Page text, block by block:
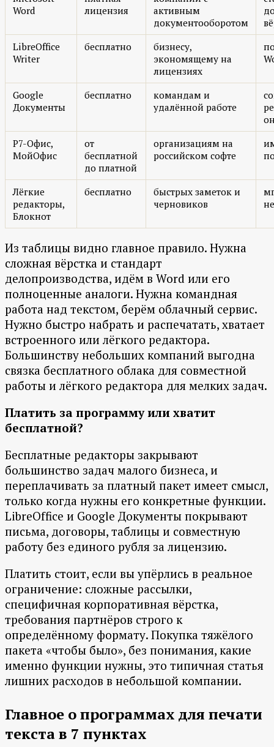
Word
лицензия
активным
документооборотом
LibreOffice
Writer
бесплатно
бизнесу,
экономящему на
лицензиях
Google
Документы
бесплатно
командам и
удалённой работе
Р7-Офис,
МойОфис
от
бесплатной
до платной
организациям на
российском софте
Лёгкие
редакторы,
Блокнот
бесплатно
быстрых заметок и
черновиков
Из таблицы видно главное правило. Нужна
сложная вёрстка и стандарт
делопроизводства, идём в Word или его
полноценные аналоги. Нужна командная
работа над текстом, берём облачный сервис.
Нужно быстро набрать и распечатать, хватает
встроенного или лёгкого редактора.
Большинству небольших компаний выгодна
связка бесплатного облака для совместной
работы и лёгкого редактора для мелких задач.
Платить за программу или хватит
бесплатной?
Бесплатные редакторы закрывают
большинство задач малого бизнеса, и
переплачивать за платный пакет имеет смысл,
только когда нужны его конкретные функции.
LibreOffice и Google Документы покрывают
письма, договоры, таблицы и совместную
работу без единого рубля за лицензию.
Платить стоит, если вы упёрлись в реальное
ограничение: сложные рассылки,
специфичная корпоративная вёрстка,
требования партнёров строго к
определённому формату. Покупка тяжёлого
пакета «чтобы было», без понимания, какие
именно функции нужны, это типичная статья
лишних расходов в небольшой компании.
Главное о программах для печати
текста в 7 пунктах